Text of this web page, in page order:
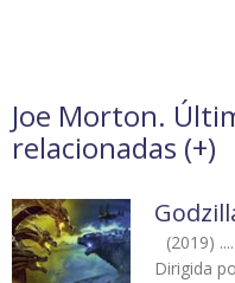
Joe Morton.
relacionadas (+)
(2019)
Dirigida